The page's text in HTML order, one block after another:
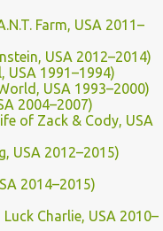
Farm, USA 2011–
USA 2012–2014)
USA 1991–1994)
USA 1993–2000)
2004–2007)
of Zack & Cody, USA
USA 2012–2015)
2014–2015)
Charlie, USA 2010–